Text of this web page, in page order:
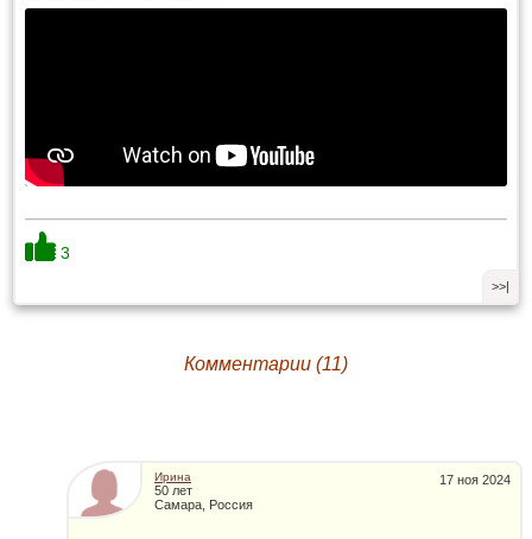
3
>>|
Комментарии (11)
17 ноя 2024
Ирина
50 лет
Самара, Россия